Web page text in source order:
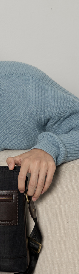
本公司）所提供，讓
商店將買賣／分期付款
交帳款。
，商店將以您的個人
項蒐集、處理及利用，
對及更正。
userRule
完成。
需要取消訂單，請聯絡
效，需透過AFTEE先享
顯示為準，若有關於
聯繫「AFTEE先享後付
support/home
享後付」服務完成之交
易相關給付款項請求債
之同意方可使用
，本公司不負相關責
用戶狀況，依本公司即
，本公司將視審查結果
發現惡意使用之情形，
採取法律行動。